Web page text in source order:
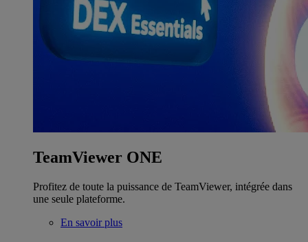
TeamViewer ONE
Profitez de toute la puissance de TeamViewer, intégrée dans
une seule plateforme.
En savoir plus